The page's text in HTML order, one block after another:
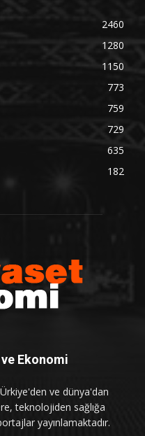
2460
1280
1150
773
759
729
635
182
Ekonomi
ve dünya'dan
teknolojiden sağlığa
yayınlamaktadır.